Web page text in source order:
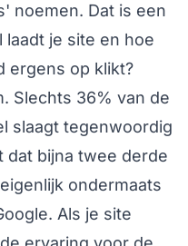
noemen. Dat is een
je site en hoe
ergens op klikt?
Slechts 36% van de
slaagt tegenwoordig
dat bijna twee derde
ondermaats
Als je site